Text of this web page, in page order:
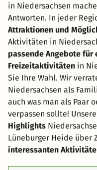
in Niedersachsen
Antworten. In jeder
Attraktionen und
Aktivitäten in
passende Angebote
Freizeitaktivitäten in
Sie Ihre Wahl. Wir
Niedersachsen als
auch was man als Paar
verpassen sollte!
Highlights
Lüneburger Heide über
interessanten